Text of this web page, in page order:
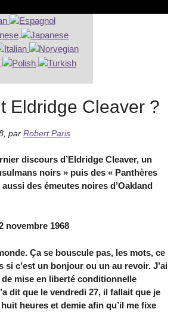
Eldridge Cleaver ?
par Robert Paris
discours d’Eldridge Cleaver, un
noirs » puis des « Panthères
des émeutes noires d’Oakland
novembre 1968
Ça se bouscule pas, les mots, ce
si c’est un bonjour ou un au revoir. J’ai
mise en liberté conditionnelle
dit que le vendredi 27, il fallait que je
heures et demie afin qu’il me fixe